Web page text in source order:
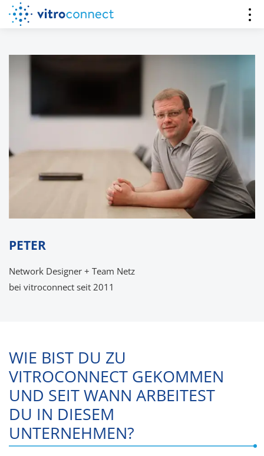
PETER
Network Designer + Team Netz
bei vitroconnect seit 2011
WIE BIST DU ZU
VITROCONNECT GEKOMMEN
UND SEIT WANN ARBEITEST
DU IN DIESEM
UNTERNEHMEN?